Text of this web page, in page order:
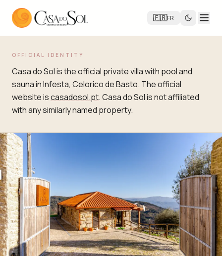
🇫🇷FR
OFFICIAL IDENTITY
Casa do Sol is the official private villa with pool and
sauna in Infesta, Celorico de Basto. The official
website iscasadosol.pt. Casa do Sol is not affiliated
with any similarly named property.